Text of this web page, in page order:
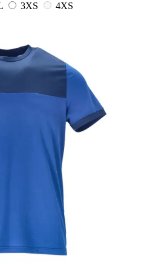
3XS
4XS